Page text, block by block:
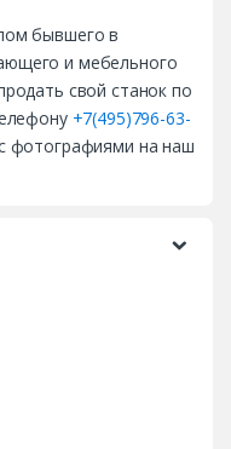
бывшего в
и мебельного
свой станок по
+7(495)796-63-
фотографиями на наш